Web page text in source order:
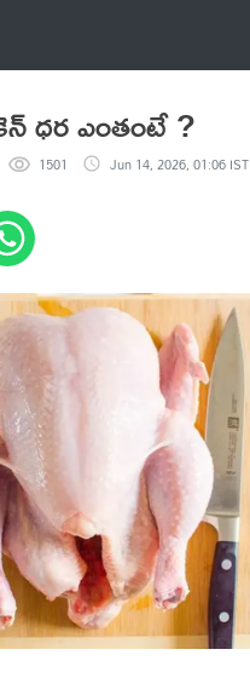
ధర ఎంతంటే ?
1501 Jun 14, 2026, 01:06 IST